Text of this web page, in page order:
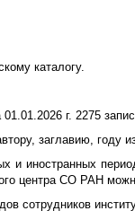
каталогу.
г. 2275
заглавию, году
и иностранных
центра СО РАН
сотрудников